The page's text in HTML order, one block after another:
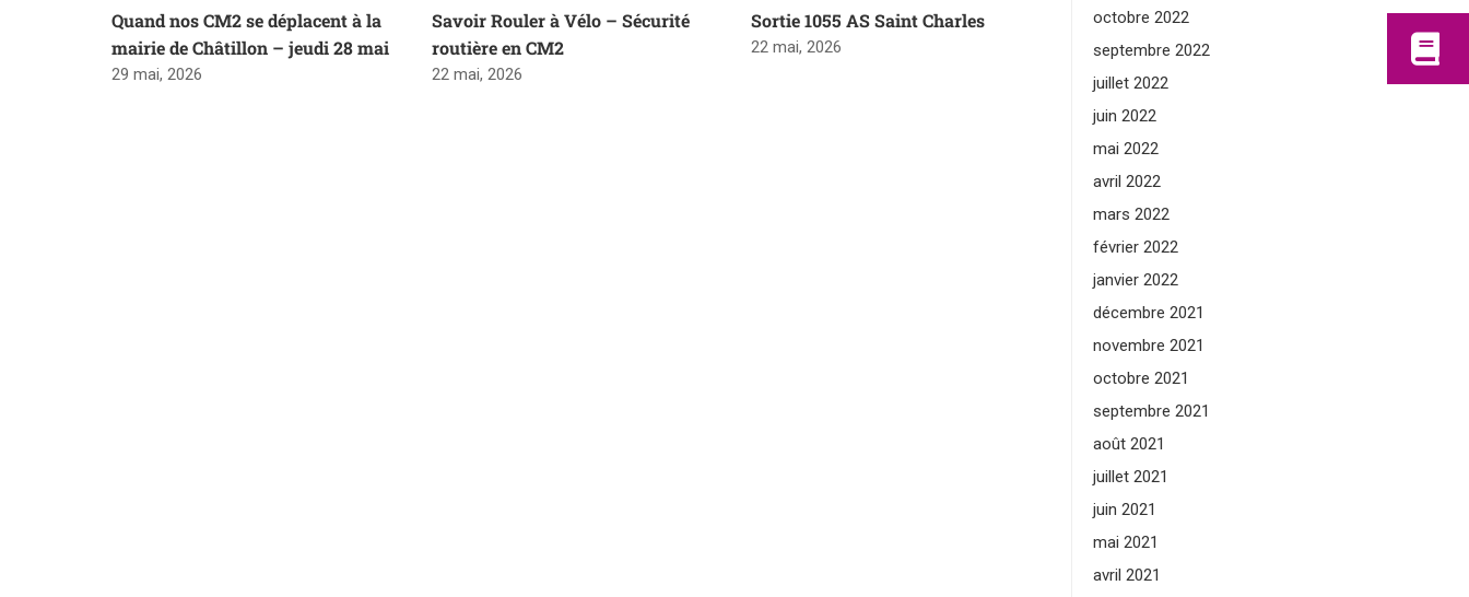
Quand nos CM2 se déplacent à la
mairie de Châtillon – jeudi 28 mai
29 mai, 2026
Savoir Rouler à Vélo – Sécurité
routière en CM2
22 mai, 2026
Sortie 1055 AS Saint Charles
22 mai, 2026
octobre 2022
septembre 2022
juillet 2022
juin 2022
mai 2022
avril 2022
mars 2022
février 2022
janvier 2022
décembre 2021
novembre 2021
octobre 2021
septembre 2021
août 2021
juillet 2021
juin 2021
mai 2021
avril 2021